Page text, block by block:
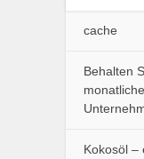
cache
Behalten
Kokosöl –